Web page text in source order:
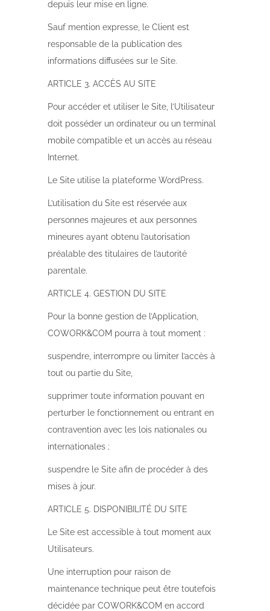
depuis leur mise en ligne.
Sauf mention expresse, le Client est
responsable de la publication des
informations diffusées sur le Site.
ARTICLE 3. ACCÈS AU SITE
Pour accéder et utiliser le Site, l’Utilisateur
doit posséder un ordinateur ou un terminal
mobile compatible et un accès au réseau
Internet.
Le Site utilise la plateforme WordPress.
L’utilisation du Site est réservée aux
personnes majeures et aux personnes
mineures ayant obtenu l’autorisation
préalable des titulaires de l’autorité
parentale.
ARTICLE 4. GESTION DU SITE
Pour la bonne gestion de l’Application,
COWORK&COM pourra à tout moment :
suspendre, interrompre ou limiter l’accès à
tout ou partie du Site,
supprimer toute information pouvant en
perturber le fonctionnement ou entrant en
contravention avec les lois nationales ou
internationales ;
suspendre le Site afin de procéder à des
mises à jour.
ARTICLE 5. DISPONIBILITÉ DU SITE
Le Site est accessible à tout moment aux
Utilisateurs.
Une interruption pour raison de
maintenance technique peut être toutefois
décidée par COWORK&COM en accord